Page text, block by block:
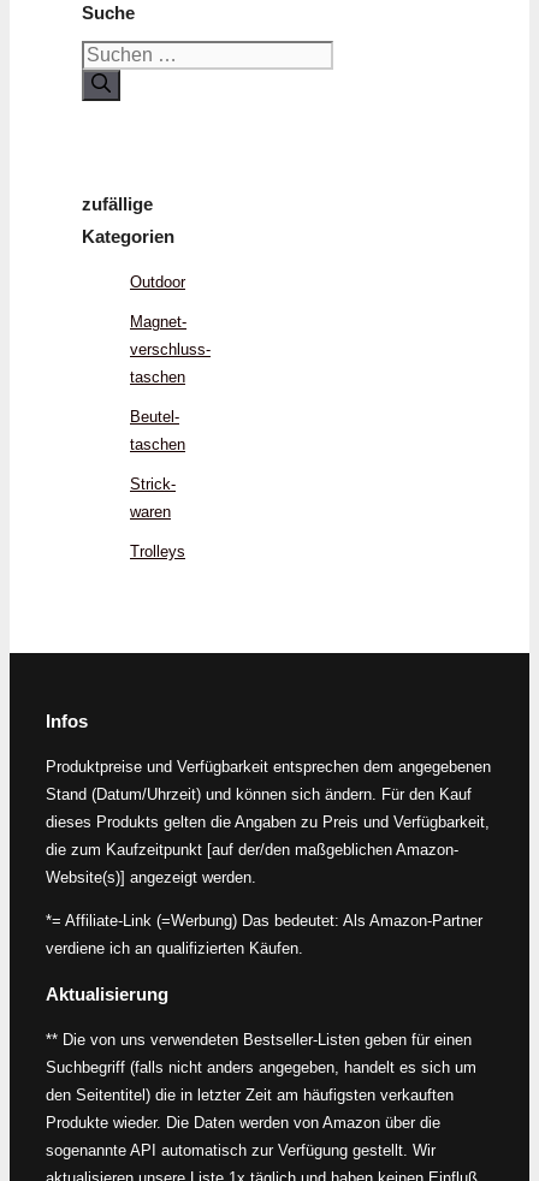
Suche
Suchen
nach:
zufällige
Kategorien
Outdoor
Magnet­
verschluss­
taschen
Beutel­
taschen
Strick­
waren
Trolleys
Infos
Produktpreise und Verfügbarkeit entsprechen dem angegebenen
Stand (Datum/Uhrzeit) und können sich ändern. Für den Kauf
dieses Produkts gelten die Angaben zu Preis und Verfügbarkeit,
die zum Kaufzeitpunkt [auf der/den maßgeblichen Amazon-
Website(s)] angezeigt werden.
*= Affiliate-Link (=Werbung) Das bedeutet: Als Amazon-Partner
verdiene ich an qualifizierten Käufen.
Aktualisierung
** Die von uns verwendeten Bestseller-Listen geben für einen
Suchbegriff (falls nicht anders angegeben, handelt es sich um
den Seitentitel) die in letzter Zeit am häufigsten verkauften
Produkte wieder. Die Daten werden von Amazon über die
sogenannte API automatisch zur Verfügung gestellt. Wir